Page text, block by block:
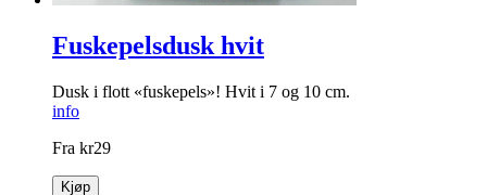
Fuskepelsdusk hvit
Dusk i flott «fuskepels»! Hvit i 7 og 10 cm.
info
Fra kr29
Kjøp